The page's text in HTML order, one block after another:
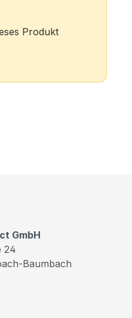
Produkt
GmbH
24
Baumbach